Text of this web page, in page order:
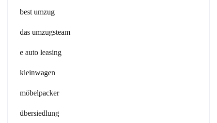
best umzug
das umzugsteam
e auto leasing
kleinwagen
möbelpacker
übersiedlung